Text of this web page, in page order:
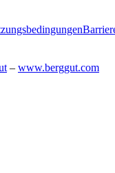
– www.berggut.com